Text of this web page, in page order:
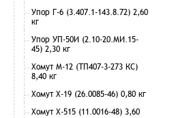
Упор Г-6 (3.407.1-143.8.72) 2,60
кг
Упор УП-50И (2.10-20.МИ.15-
45) 2,30 кг
Хомут М-12 (ТП407-3-273 КС)
8,40 кг
Хомут Х-19 (26.0085-46) 0,80 кг
Хомут Х-515 (11.0016-48) 3,60